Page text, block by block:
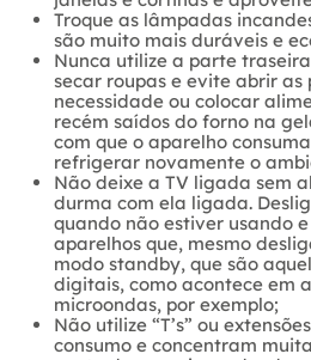
Troque as lâmpadas
são muito mais duráveis e
Nunca utilize a parte
secar roupas e evite abrir as
necessidade ou colocar
recém saídos do forno na
com que o aparelho
refrigerar novamente o
Não deixe a TV ligada sem
durma com ela ligada.
quando não estiver usando
aparelhos que, mesmo
modo standby, que são
digitais, como acontece em
microondas, por exemplo;
Não utilize “T’s” ou
consumo e concentram